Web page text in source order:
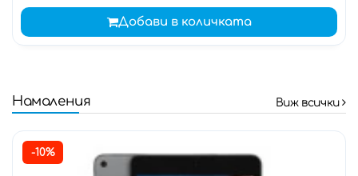
Добави в количката
Намаления Виж всички
-10%